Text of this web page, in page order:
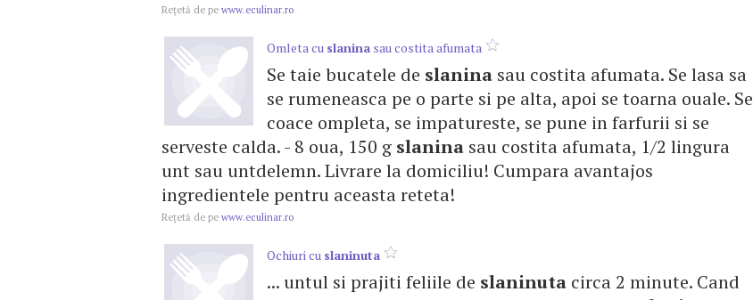
Reţetă de pe www.eculinar.ro
Omleta cu slanina sau costita afumata
Se taie bucatele de slanina sau costita afumata. Se lasa sa
se rumeneasca pe o parte si pe alta, apoi se toarna ouale. Se
coace ompleta, se impatureste, se pune in farfurii si se
serveste calda. - 8 oua, 150 g slanina sau costita afumata, 1/2 lingura
unt sau untdelemn. Livrare la domiciliu! Cumpara avantajos
ingredientele pentru aceasta reteta!
Reţetă de pe www.eculinar.ro
Ochiuri cu slaninuta
... untul si prajiti feliile de slaninuta circa 2 minute. Cand